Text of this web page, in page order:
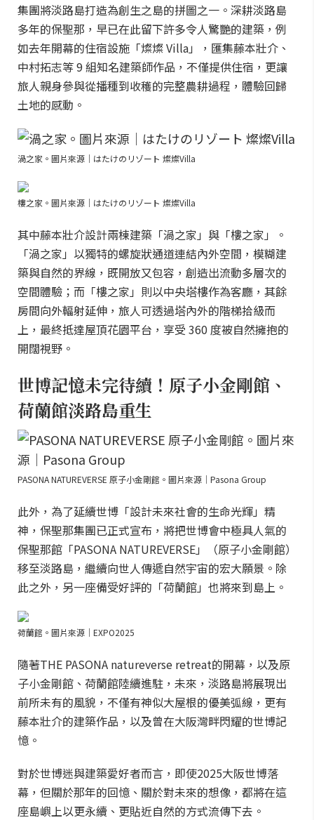
集團將淡路島打造為創生之島的拼圖之一。深耕淡路島
多年的保聖那，早已在此留下許多令人驚艷的建築，例
如去年開幕的住宿設施「燦燦 Villa」，匯集藤本壯介、
中村拓志等 9 組知名建築師作品，不僅提供住宿，更讓
旅人親身參與從播種到收穫的完整農耕過程，體驗回歸
土地的感動。
渦之家。圖片來源｜はたけのリゾート 燦燦Villa
樓之家。圖片來源｜はたけのリゾート 燦燦Villa
其中藤本壯介設計兩棟建築「渦之家」與「樓之家」。
「渦之家」以獨特的螺旋狀通道連結內外空間，模糊建
築與自然的界線，既開放又包容，創造出流動多層次的
空間體驗；而「樓之家」則以中央塔樓作為客廳，其餘
房間向外輻射延伸，旅人可透過塔內外的階梯拾級而
上，最終抵達屋頂花園平台，享受 360 度被自然擁抱的
開闊視野。
世博記憶未完待續！原子小金剛館、
荷蘭館淡路島重生
PASONA NATUREVERSE 原子小金剛館。圖片來源｜Pasona Group
此外，為了延續世博「設計未來社會的生命光輝」精
神，保聖那集團已正式宣布，將把世博會中極具人氣的
保聖那館「PASONA NATUREVERSE」（原子小金剛館）
移至淡路島，繼續向世人傳遞自然宇宙的宏大願景。除
此之外，另一座備受好評的「荷蘭館」也將來到島上。
荷蘭館。圖片來源｜EXPO2025
隨著THE PASONA natureverse retreat的開幕，以及原
子小金剛館、荷蘭館陸續進駐，未來，淡路島將展現出
前所未有的風貌，不僅有神似大屋根的優美弧線，更有
藤本壯介的建築作品，以及曾在大阪灣畔閃耀的世博記
憶。
對於世博迷與建築愛好者而言，即使2025大阪世博落
幕，但關於那年的回憶、關於對未來的想像，都將在這
座島嶼上以更永續、更貼近自然的方式流傳下去。